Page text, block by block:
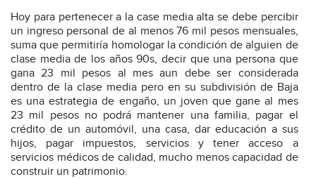
Hoy para pertenecer a la case media alta se debe percibir
un ingreso personal de al menos 76 mil pesos mensuales,
suma que permitiría homologar la condición de alguien de
clase media de los años 90s, decir que una persona que
gana 23 mil pesos al mes aun debe ser considerada
dentro de la clase media pero en su subdivisión de Baja
es una estrategia de engaño, un joven que gane al mes
23 mil pesos no podrá mantener una familia, pagar el
crédito de un automóvil, una casa, dar educación a sus
hijos, pagar impuestos, servicios y tener acceso a
servicios médicos de calidad, mucho menos capacidad de
construir un patrimonio.